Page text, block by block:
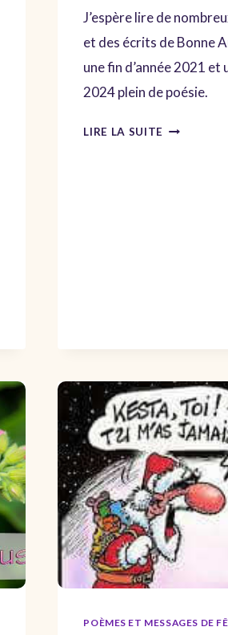
J’espère lire de
et des écrits de Bonne
une fin d’année 2021 et
2024 plein de poésie.
LIRE LA SUITE JOYEUX
POÈMES ET MESSAGES DE